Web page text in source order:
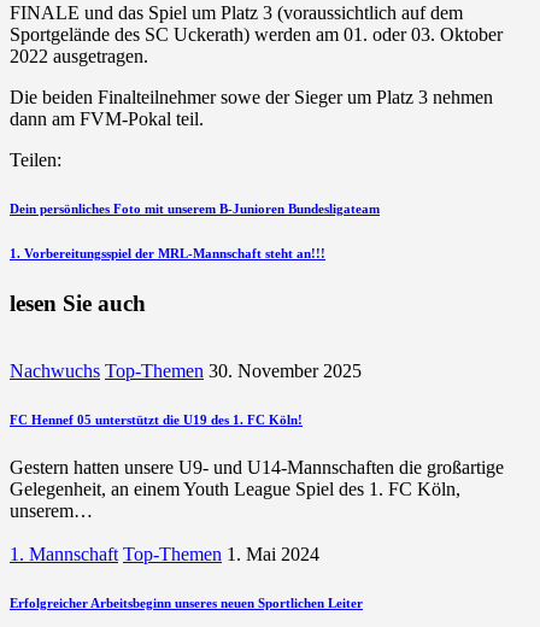
FINALE und das Spiel um Platz 3 (voraussichtlich auf dem
Sportgelände des SC Uckerath) werden am 01. oder 03. Oktober
2022 ausgetragen.
Die beiden Finalteilnehmer sowe der Sieger um Platz 3 nehmen
dann am FVM-Pokal teil.
Teilen:
Beitragsnavigation
vorherigen
Dein persönliches Foto mit unserem B-Junioren Bundesligateam
nächsten
1. Vorbereitungsspiel der MRL-Mannschaft steht an!!!
lesen Sie auch
Nachwuchs Top-Themen 30. November 2025
FC Hennef 05 unterstützt die U19 des 1. FC Köln!
Gestern hatten unsere U9- und U14-Mannschaften die großartige
Gelegenheit, an einem Youth League Spiel des 1. FC Köln,
unserem…
1. Mannschaft Top-Themen 1. Mai 2024
Erfolgreicher Arbeitsbeginn unseres neuen Sportlichen Leiter